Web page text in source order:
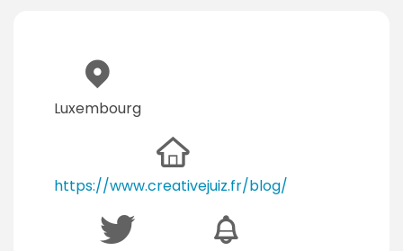
Luxembourg
https://www.creativejuiz.fr/blog/